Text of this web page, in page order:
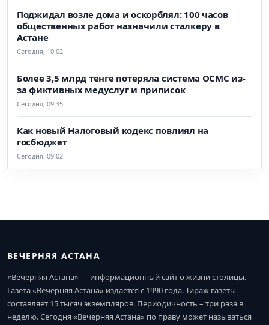
Поджидал возле дома и оскорблял: 100 часов
общественных работ назначили сталкеру в
Астане
Сегодня, 10:02
Более 3,5 млрд тенге потеряла система ОСМС из-
за фиктивных медуслуг и приписок
Сегодня, 09:35
Как новый Налоговый кодекс повлиял на
госбюджет
Сегодня, 09:02
ВЕЧЕРНЯЯ АСТАНА
«Вечерняя Астана» — информационный сайт о жизни столицы.
Газета «Вечерняя Астана» издается с 1990 года. Тираж газеты
составляет 15 тысяч экземпляров. Периодичность – три раза в
неделю. Сегодня «Вечерняя Астана» по праву может называться